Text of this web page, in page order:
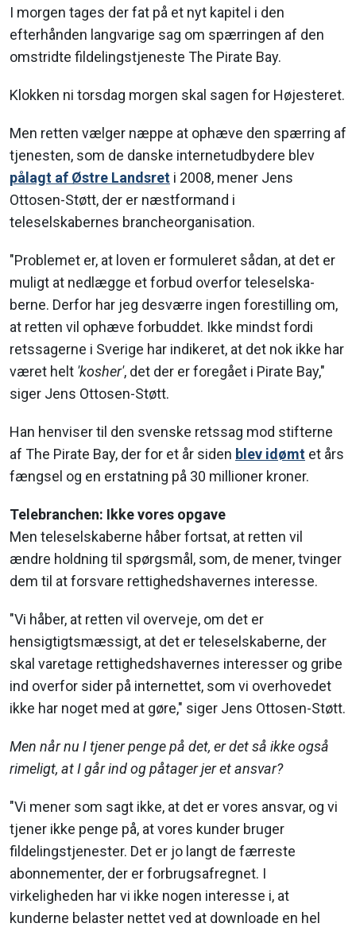
I morgen tages der fat på et nyt kapitel i den
efterhånden langvarige sag om spærringen af den
omstridte fildelingstjeneste The Pirate Bay.
Klokken ni torsdag morgen skal sagen for Højesteret.
Men retten vælger næppe at ophæve den spærring af
tjenesten, som de danske internetudbydere blev
pålagt af Østre Landsret i 2008, mener Jens
Ottosen-Støtt, der er næstformand i
teleselskabernes brancheorganisation.
"Problemet er, at loven er formuleret sådan, at det er
muligt at nedlægge et forbud overfor teleselska-
berne. Derfor har jeg desværre ingen forestilling om,
at retten vil ophæve forbuddet. Ikke mindst fordi
retssagerne i Sverige har indikeret, at det nok ikke har
været helt 'kosher', det der er foregået i Pirate Bay,"
siger Jens Ottosen-Støtt.
Han henviser til den svenske retssag mod stifterne
af The Pirate Bay, der for et år siden blev idømt et års
fængsel og en erstatning på 30 millioner kroner.
Telebranchen: Ikke vores opgave
Men teleselskaberne håber fortsat, at retten vil
ændre holdning til spørgsmål, som, de mener, tvinger
dem til at forsvare rettighedshavernes interesse.
"Vi håber, at retten vil overveje, om det er
hensigtigtsmæssigt, at det er teleselskaberne, der
skal varetage rettighedshavernes interesser og gribe
ind overfor sider på internettet, som vi overhovedet
ikke har noget med at gøre," siger Jens Ottosen-Støtt.
Men når nu I tjener penge på det, er det så ikke også
rimeligt, at I går ind og påtager jer et ansvar?
"Vi mener som sagt ikke, at det er vores ansvar, og vi
tjener ikke penge på, at vores kunder bruger
fildelingstjenester. Det er jo langt de færreste
abonnementer, der er forbrugsafregnet. I
virkeligheden har vi ikke nogen interesse i, at
kunderne belaster nettet ved at downloade en hel